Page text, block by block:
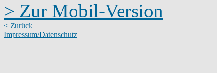
> Zur Mobil-Version
< Zurück
Impressum/Datenschutz